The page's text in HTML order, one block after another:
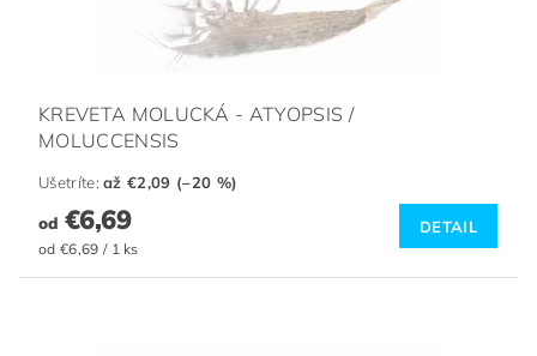
KREVETA MOLUCKÁ - ATYOPSIS /
MOLUCCENSIS
Ušetríte:až €2,09 (–20 %)
od €6,69
od €6,69 / 1 ks
DETAIL